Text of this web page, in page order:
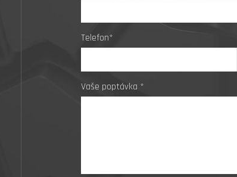
Telefon*
Vaše poptávka *